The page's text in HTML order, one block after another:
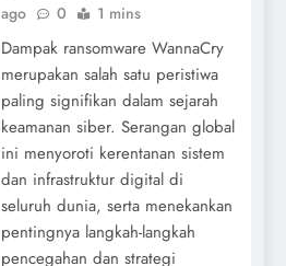
ago
0 1 mins
Dampak ransomware WannaCry
merupakan salah satu peristiwa
paling signifikan dalam sejarah
keamanan siber. Serangan global
ini menyoroti kerentanan sistem
dan infrastruktur digital di
seluruh dunia, serta menekankan
pentingnya langkah-langkah
pencegahan dan strategi